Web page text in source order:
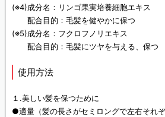
(※4)成分名：リンゴ果実培養細胞エキス
配合目的：毛髪を健やかに保つ
(※5)成分名：フクロフノリエキス
配合目的：毛髪にツヤを与える、保つ
使用方法
１.美しい髪を保つために
●適量（髪の長さがセミロングで左右それ